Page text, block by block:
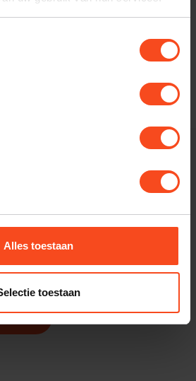
Alles toestaan
toestaan
geluid
in onze